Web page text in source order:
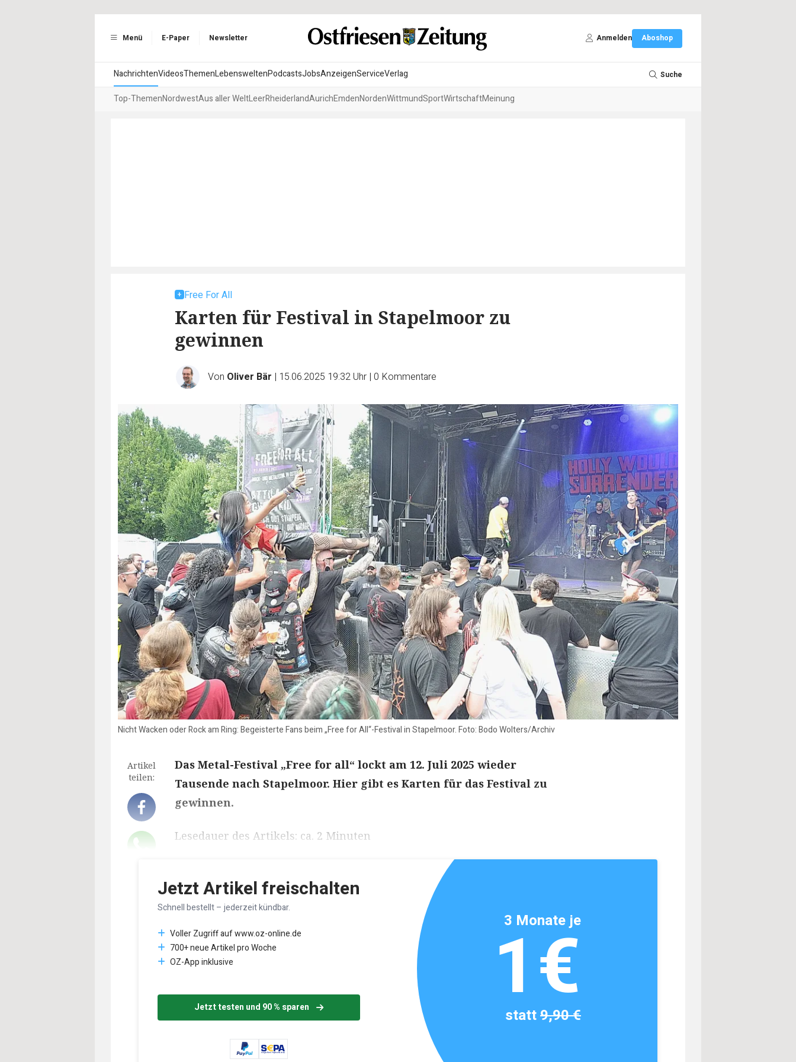
Menü E-Paper Newsletter Anmelden Aboshop
NachrichtenVideosThemenLebensweltenPodcastsJobsAnzeigenServiceVerlag Suche
Top-ThemenNordwestAus aller WeltLeerRheiderlandAurichEmdenNordenWittmundSportWirtschaftMeinung
Free For All
Karten für Festival in Stapelmoor zu
gewinnen
Von Oliver Bär | 15.06.2025 19:32 Uhr | 0 Kommentare
Nicht Wacken oder Rock am Ring: Begeisterte Fans beim „Free for All“-Festival in Stapelmoor. Foto: Bodo Wolters/Archiv
Artikel
teilen:
Das Metal-Festival „Free for all“ lockt am 12. Juli 2025 wieder
Tausende nach Stapelmoor. Hier gibt es Karten für das Festival zu
gewinnen.
Lesedauer des Artikels: ca. 2 Minuten
Jetzt Artikel freischalten
Schnell bestellt – jederzeit kündbar.
Voller Zugriff auf www.oz-online.de
700+ neue Artikel pro Woche
OZ-App inklusive
Jetzt testen und 90 % sparen
3 Monate je
1€
statt9,90 €